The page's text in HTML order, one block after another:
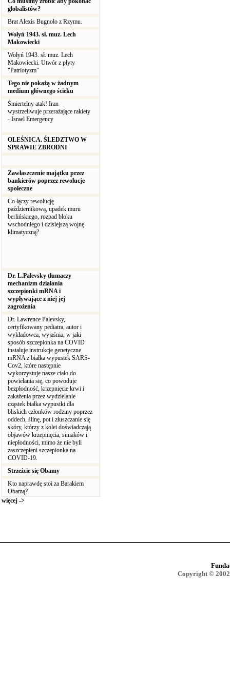
globalistów?
Brat Alexis Bugnolo z Rzymu.
Wołyń 1943. sł. muz. Lech
Makowiecki
Wołyń 1943. sł. muz. Lech
Makowiecki. Utwór z płyty
"Patriotyzm"
Tego nie pokażą w żadnym
medium głównego ścieku
Śmiertelny atak! Iran
wystrzeliwuje przerażające rakiety
- Israel Emergency
OLEŚNICA. ŚLEDZTWO W
SPRAWIE ZBRODNI
Zawłaszczenie majątku przez
bankierów poprzez rewolucje
społeczne
Co łączy rewolucję
październikową, upadek muru
berlińskiego, rozpad bloku
wschodniego i dzisiejszą wojnę
klimatyczną?
Dr. L.Palevsky tłumaczy
mechanizm działania
szczepionki mRNA i
wypływające z niej jej
zagrożenia
Dr. Lawrence Palevsky,
certyfikowany pediatra, autor i
wykładowca, wyjaśnia, w jaki
sposób szczepionka na COVID
instaluje instrukcje genetyczne
mRNA z białka wypustek SARS-
Cov2, które następnie
wykorzystuje nasze ciało do
powielania się, co powoduje
bezpłodność, krzepnięcie krwi i
zakażenia przez wydzielanie
cząstek białka wypustki dla
bliskich członków rodziny poprzez
oddech, ślinę, pot i złuszczanie się
skóry, którzy z kolei doświadczają
objawów krzepnięcia, siniaków i
niepłodności, mimo że nie byli
zaszczepieni szczepionka na
COVID-19.
Strzeżcie się Obamy
Kto naprawdę stoi za Barakiem
Obamą?
więcej ->
Copyright ©